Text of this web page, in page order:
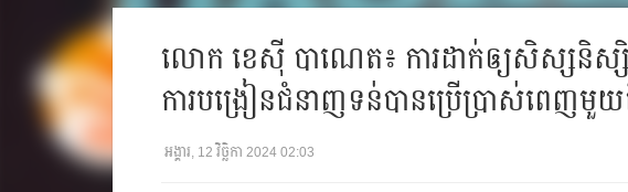
លោក​ ខេស៊ី បាណេត៖​ ការ​ដាក់​ឲ្យ​សិស្ស​និស្សិ
ការ​បង្រៀន​ជំនាញ​ទន់​បាន​ប្រើប្រាស់​ពេញមួយ​
អង្គារ, 12 វិច្ឆិកា 2024 02:03